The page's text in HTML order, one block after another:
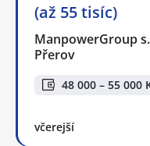
(až 55 tisíc)
ManpowerGroup
Přerov
48 000 – 55 000
včerejší